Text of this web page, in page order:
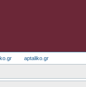
aptaliko.gr